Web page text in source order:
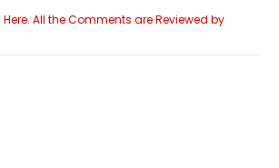
All the Comments are Reviewed by